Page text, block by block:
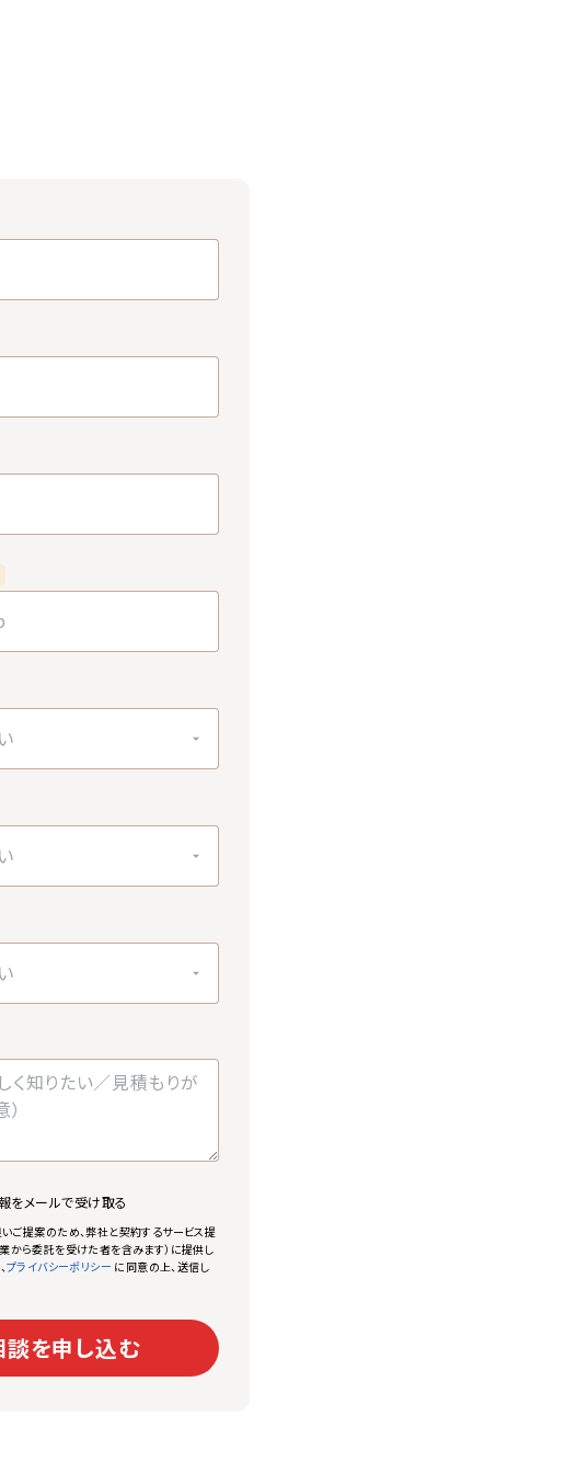
をメールで受け取る
ご提案のため、弊社と契約するサービス提
から委託を受けた者を含みます）に提供し
、プライバシーポリシー に同意の上、送信し
を申し込む